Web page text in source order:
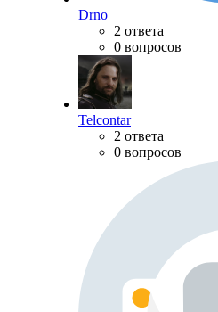
Drno
2 ответа
0 вопросов
Telcontar
2 ответа
0 вопросов